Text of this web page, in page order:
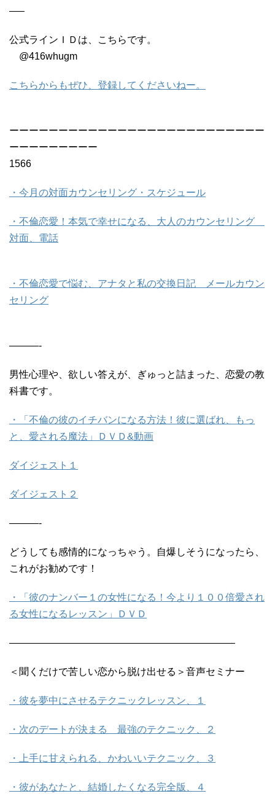
—–
公式ラインＩＤは、こちらです。
@416whugm
こちらからもぜひ、登録してくださいねー。
ーーーーーーーーーーーーーーーーーーーーーーーーーー
ーーーーーーーーー
1566
・今月の対面カウンセリング・スケジュール
・不倫恋愛！本気で幸せになる、大人のカウンセリング
対面、電話
・不倫恋愛で悩む、アナタと私の交換日記 メールカウン
セリング
———-
男性心理や、欲しい答えが、ぎゅっと詰まった、恋愛の教
科書です。
・「不倫の彼のイチバンになる方法！彼に選ばれ、もっ
と、愛される魔法」ＤＶＤ&動画
ダイジェスト１
ダイジェスト２
———-
どうしても感情的になっちゃう。自爆しそうになったら、
これがお勧めです！
・「彼のナンバー１の女性になる！今より１００倍愛され
る女性になるレッスン」ＤＶＤ
———————————————————————
＜聞くだけで苦しい恋から脱け出せる＞音声セミナー
・彼を夢中にさせるテクニックレッスン、１
・次のデートが決まる 最強のテクニック、２
・上手に甘えられる、かわいいテクニック、３
・彼があなたと、結婚したくなる完全版、４